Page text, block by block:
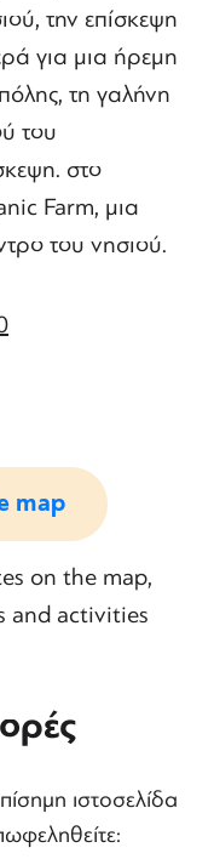
την επίσκεψη
για μια ήρεμη
τη γαλήνη
του
στο
Farm, μια
του νησιού.
map
on the map,
and activities
ιστοσελίδα